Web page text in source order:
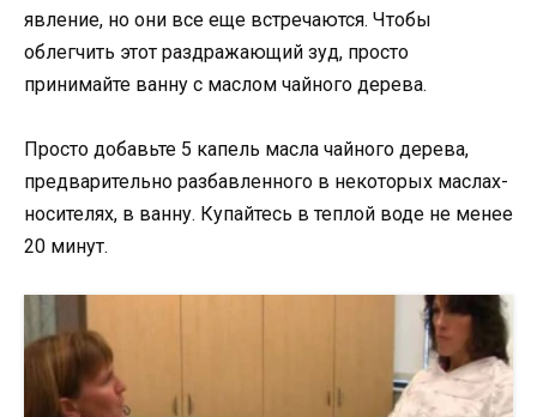
явление, но они все еще встречаются. Чтобы
облегчить этот раздражающий зуд, просто
принимайте ванну с маслом чайного дерева.
Просто добавьте 5 капель масла чайного дерева,
предварительно разбавленного в некоторых маслах-
носителях, в ванну. Купайтесь в теплой воде не менее
20 минут.